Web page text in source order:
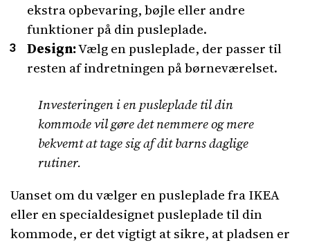
ekstra opbevaring, bøjle eller andre
funktioner på din pusleplade.
Design:Vælg en pusleplade, der passer til
resten af indretningen på børneværelset.
Investeringen i en pusleplade til din
kommode vil gøre det nemmere og mere
bekvemt at tage sig af dit barns daglige
rutiner.
Uanset om du vælger en pusleplade fra IKEA
eller en specialdesignet pusleplade til din
kommode, er det vigtigt at sikre, at pladsen er